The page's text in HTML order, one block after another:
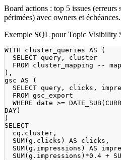
Board actions : top 5 issues
périmées) avec owners et échéances.
Exemple SQL pour Topic Visibility
WITH cluster_queries AS
(
SELECT query ,
FROM cluster_mapping
--
) ,
gsc AS
(
SELECT query , clicks ,
FROM
WHERE date >= DATE_SUB(
DAY)
)
SELECT
  cq
. cluster ,
SUM( g . clicks ) AS clicks ,
SUM( g . impressions ) AS
SUM( g . impressions ) *0.4 +